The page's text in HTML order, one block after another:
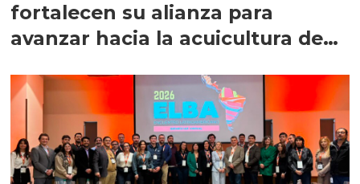
fortalecen su alianza para
avanzar hacia la acuicultura de